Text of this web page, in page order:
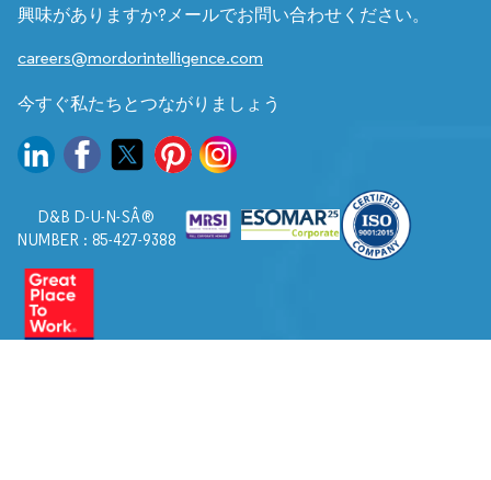
興味がありますか?メールでお問い合わせください。
careers@mordorintelligence.com
今すぐ私たちとつながりましょう
D&B D-U-N-SÂ®
NUMBER : 85-427-9388